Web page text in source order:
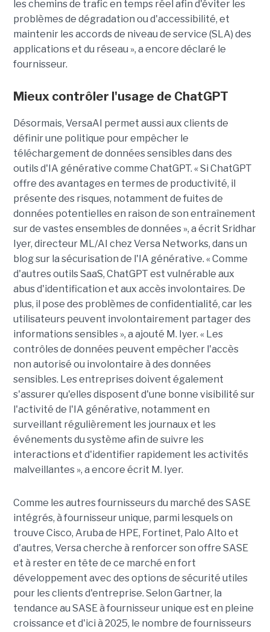
les chemins de trafic en temps réel afin d'éviter les
problèmes de dégradation ou d'accessibilité, et
maintenir les accords de niveau de service (SLA) des
applications et du réseau », a encore déclaré le
fournisseur.
Mieux contrôler l'usage de ChatGPT
Désormais, VersaAI permet aussi aux clients de
définir une politique pour empêcher le
téléchargement de données sensibles dans des
outils d'IA générative comme ChatGPT. « Si ChatGPT
offre des avantages en termes de productivité, il
présente des risques, notamment de fuites de
données potentielles en raison de son entraînement
sur de vastes ensembles de données », a écrit Sridhar
Iyer, directeur ML/AI chez Versa Networks, dans un
blog sur la sécurisation de l'IA générative. « Comme
d'autres outils SaaS, ChatGPT est vulnérable aux
abus d'identification et aux accès involontaires. De
plus, il pose des problèmes de confidentialité, car les
utilisateurs peuvent involontairement partager des
informations sensibles », a ajouté M. Iyer. « Les
contrôles de données peuvent empêcher l'accès
non autorisé ou involontaire à des données
sensibles. Les entreprises doivent également
s'assurer qu'elles disposent d'une bonne visibilité sur
l'activité de l'IA générative, notamment en
surveillant régulièrement les journaux et les
événements du système afin de suivre les
interactions et d'identifier rapidement les activités
malveillantes », a encore écrit M. Iyer.
Comme les autres fournisseurs du marché des SASE
intégrés, à fournisseur unique, parmi lesquels on
trouve Cisco, Aruba de HPE, Fortinet, Palo Alto et
d'autres, Versa cherche à renforcer son offre SASE
et à rester en tête de ce marché en fort
développement avec des options de sécurité utiles
pour les clients d'entreprise. Selon Gartner, la
tendance au SASE à fournisseur unique est en pleine
croissance et d'ici à 2025, le nombre de fournisseurs